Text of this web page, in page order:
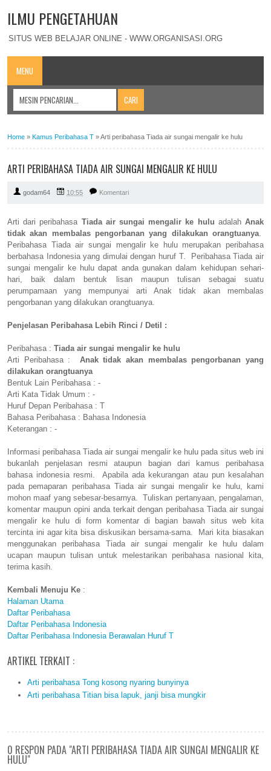
ILMU PENGETAHUAN
SITUS WEB BELAJAR ONLINE - WWW.ORGANISASI.ORG
MENU
Home » Kamus Peribahasa T »Arti peribahasa Tiada air sungai mengalir ke hulu
ARTI PERIBAHASA TIADA AIR SUNGAI MENGALIR KE HULU
godam64 10:55 Komentari
Arti dari peribahasa Tiada air sungai mengalir ke hulu adalahAnak
tidak akan membalas pengorbanan yang dilakukan orangtuanya.
Peribahasa Tiada air sungai mengalir ke hulu merupakan peribahasa
berbahasa Indonesia yang dimulai dengan huruf T. Peribahasa Tiada air
sungai mengalir ke hulu dapat anda gunakan dalam kehidupan sehari-
hari, baik dalam bentuk lisan maupun tulisan sebagai suatu
perumpamaan yang mempunyai arti Anak tidak akan membalas
pengorbanan yang dilakukan orangtuanya.
Penjelasan Peribahasa Lebih Rinci / Detil :
Peribahasa : Tiada air sungai mengalir ke hulu
Arti Peribahasa : Anak tidak akan membalas pengorbanan yang
dilakukan orangtuanya
Bentuk Lain Peribahasa : -
Arti Kata Tidak Umum : -
Huruf Depan Peribahasa : T
Bahasa Peribahasa : Bahasa Indonesia
Keterangan : -
Informasi peribahasa Tiada air sungai mengalir ke hulu pada situs web ini
bukanlah penjelasan resmi ataupun bagian dari kamus peribahasa
bahasa indonesia resmi. Apabila ada kekurangan atau pun kesalahan
pada pemaparan peribahasa Tiada air sungai mengalir ke hulu, kami
mohon maaf yang sebesar-besarnya. Tuliskan pertanyaan, pengalaman,
komentar maupun opini anda terkait dengan peribahasa Tiada air sungai
mengalir ke hulu di form komentar di bagian bawah situs web kita
tercinta ini agar kita bisa diskusikan bersama-sama. Mari kita biasakan
menggunakan peribahasa Tiada air sungai mengalir ke hulu dalam
ucapan maupun tulisan untuk melestarikan peribahasa nasional kita,
terima kasih.
Kembali Menuju Ke :
Halaman Utama
Daftar Peribahasa
Daftar Peribahasa Indonesia
Daftar Peribahasa Indonesia Berawalan Huruf T
ARTIKEL TERKAIT :
Arti peribahasa Tong kosong nyaring bunyinya
Arti peribahasa Titian bisa lapuk, janji bisa mungkir
0 RESPON PADA "ARTI PERIBAHASA TIADA AIR SUNGAI MENGALIR KE
HULU"